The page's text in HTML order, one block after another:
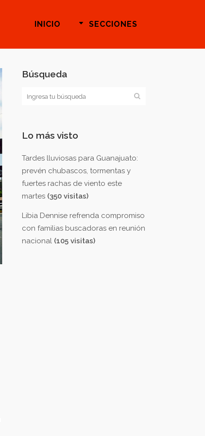
INICIO SECCIONES
Búsqueda
Lo más visto
Tardes lluviosas para Guanajuato:
prevén chubascos, tormentas y
fuertes rachas de viento este
martes (350 visitas)
Libia Dennise refrenda compromiso
con familias buscadoras en reunión
nacional (105 visitas)